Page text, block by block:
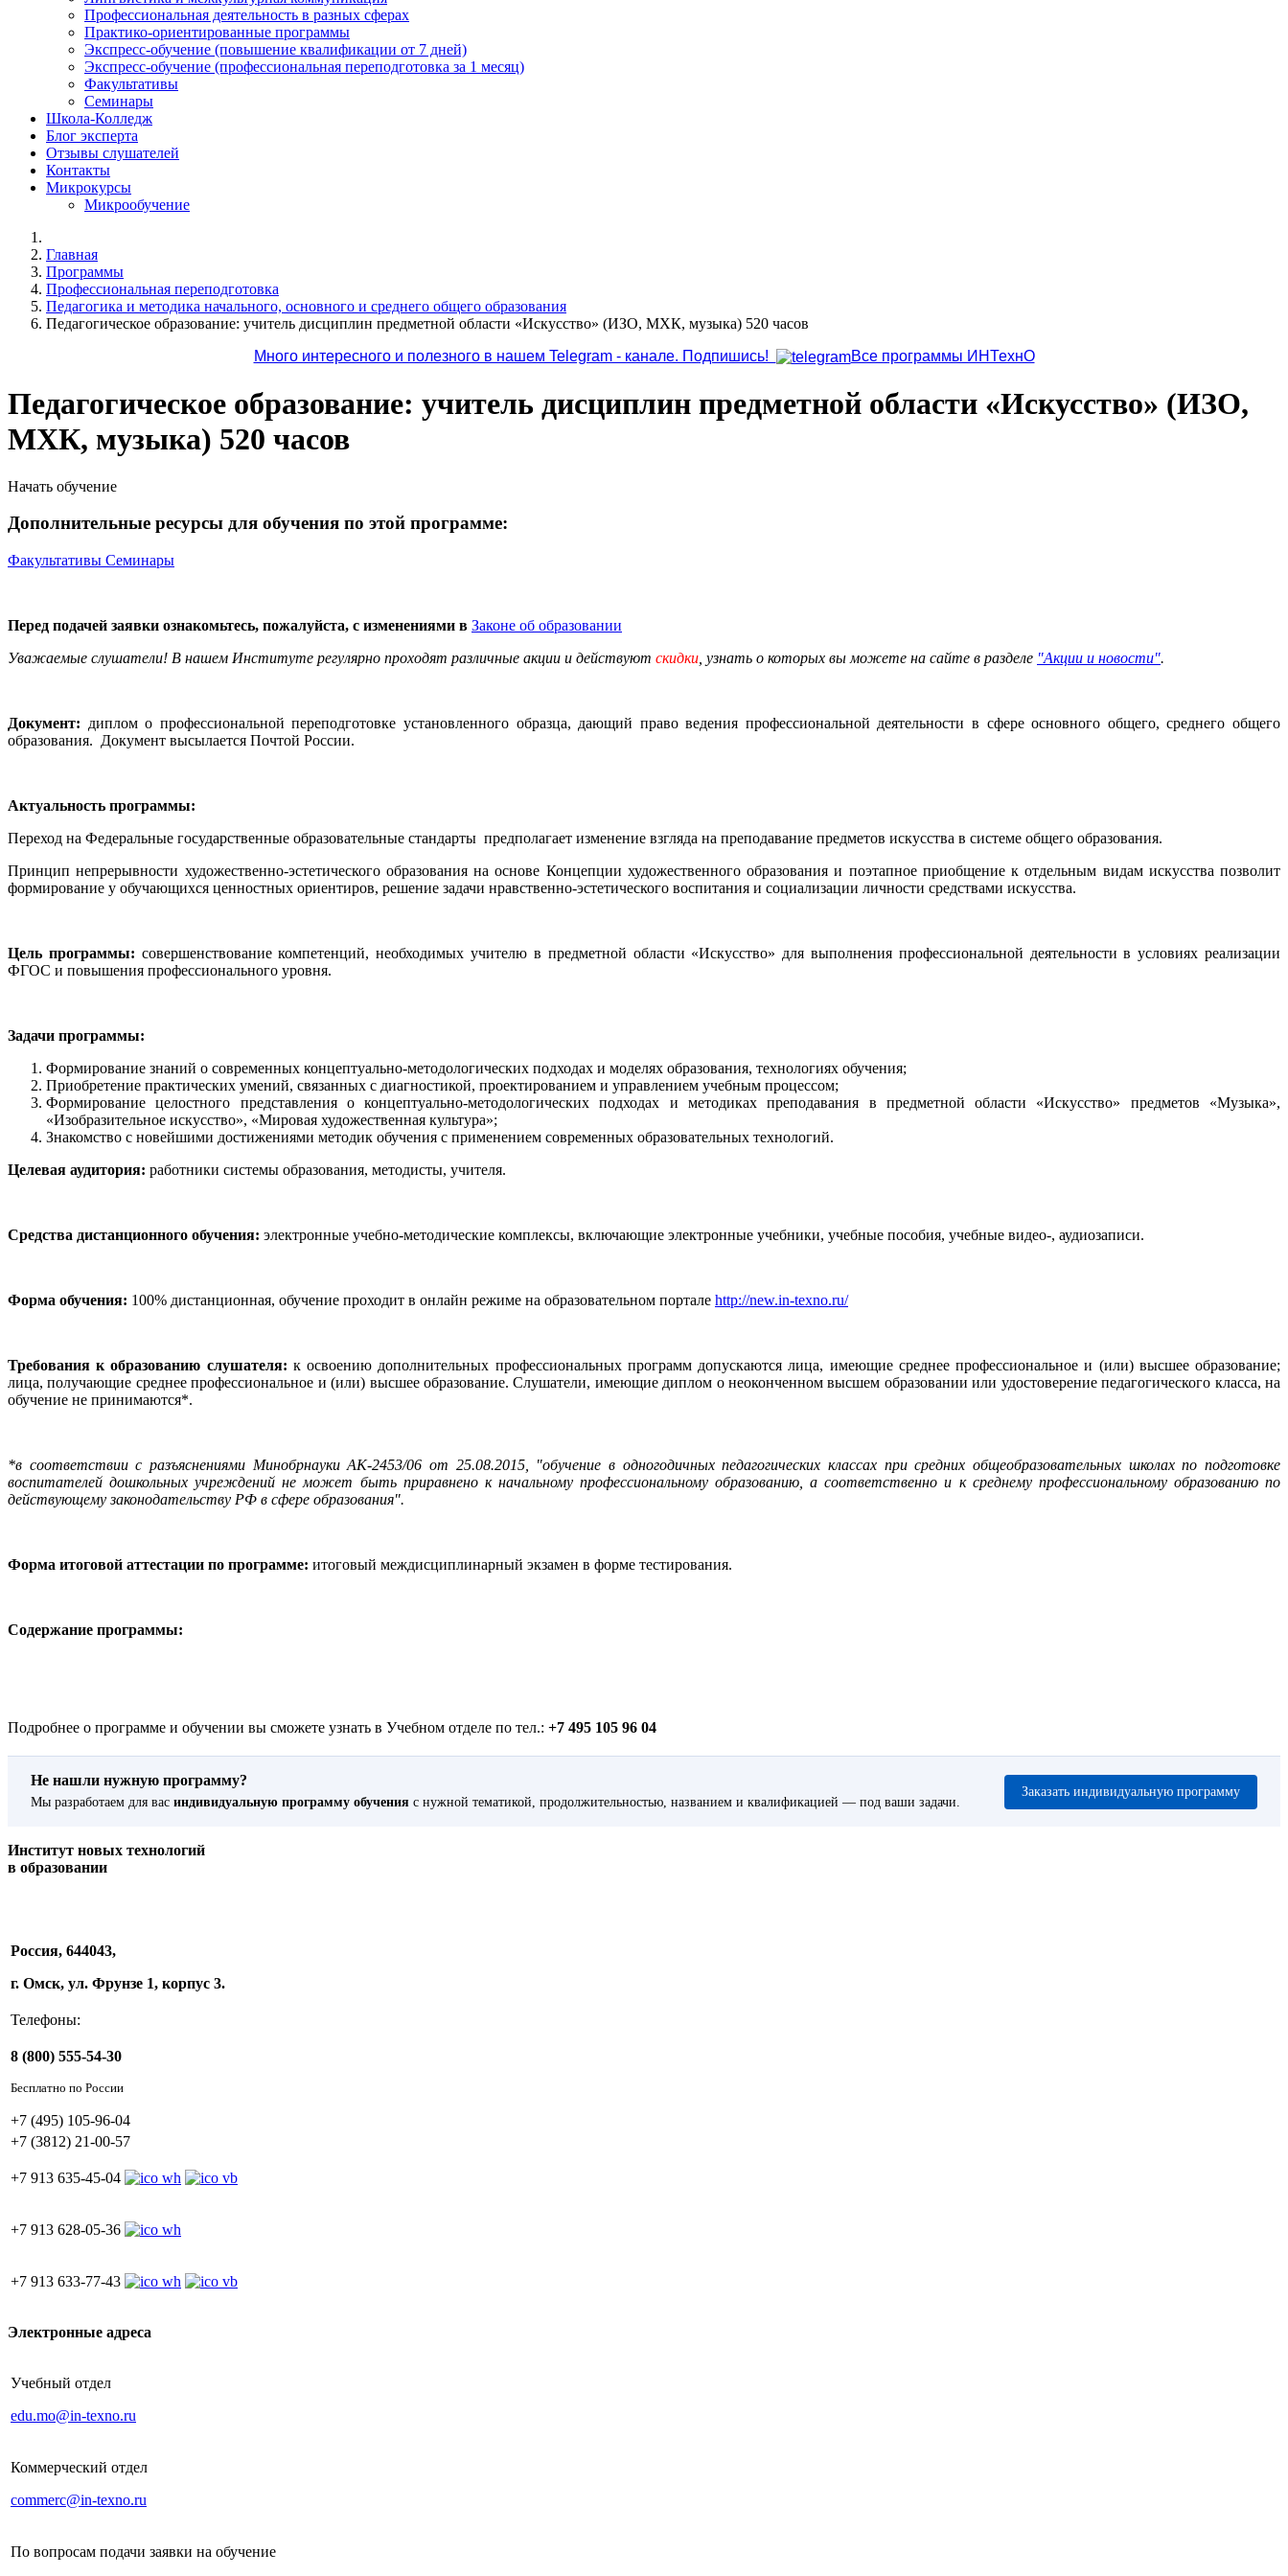
Профессиональная деятельность в разных сферах
Практико-ориентированные программы
Экспресс-обучение (повышение квалификации от 7 дней)
Экспресс-обучение (профессиональная переподготовка за 1 месяц)
Факультативы
Семинары
Школа-Колледж
Блог эксперта
Отзывы слушателей
Контакты
Микрокурсы
Микрообучение
Главная
Программы
Профессиональная переподготовка
Педагогика и методика начального, основного и среднего общего образования
Педагогическое образование: учитель дисциплин предметной области «Искусство» (ИЗО, МХК, музыка) 520 часов
Много интересного и полезного в нашем Telegram - канале. Подпишись!
Все программы ИНТехнО
Педагогическое образование: учитель дисциплин предметной области «Искусство» (ИЗО,
МХК, музыка) 520 часов
Начать обучение
Дополнительные ресурсы для обучения по этой программе:
Факультативы Семинары
Перед подачей заявки ознакомьтесь, пожалуйста, с изменениями в Законе об образовании
Уважаемые слушатели! В нашем Институте регулярно проходят различные акции и действуют скидки , узнать о которых вы можете на сайте в разделе "Акции и новости".
Документ: диплом о профессиональной переподготовке установленного образца, дающий право ведения профессиональной деятельности в сфере основного общего, среднего общего
образования. Документ высылается Почтой России.
Актуальность программы:
Переход на Федеральные государственные образовательные стандарты предполагает изменение взгляда на преподавание предметов искусства в системе общего образования.
Принцип непрерывности художественно-эстетического образования на основе Концепции художественного образования и поэтапное приобщение к отдельным видам искусства позволит
формирование у обучающихся ценностных ориентиров, решение задачи нравственно-эстетического воспитания и социализации личности средствами искусства.
Цель программы: совершенствование компетенций, необходимых учителю в предметной области «Искусство» для выполнения профессиональной деятельности в условиях реализации
ФГОС и повышения профессионального уровня.
Задачи программы:
Формирование знаний о современных концептуально-методологических подходах и моделях образования, технологиях обучения;
Приобретение практических умений, связанных с диагностикой, проектированием и управлением учебным процессом;
Формирование целостного представления о концептуально-методологических подходах и методиках преподавания в предметной области «Искусство» предметов «Музыка»,
«Изобразительное искусство», «Мировая художественная культура»;
Знакомство с новейшими достижениями методик обучения с применением современных образовательных технологий.
Целевая аудитория: работники системы образования, методисты, учителя.
Средства дистанционного обучения: электронные учебно-методические комплексы, включающие электронные учебники, учебные пособия, учебные видео-, аудиозаписи.
Форма обучения: 100% дистанционная, обучение проходит в онлайн режиме на образовательном портале http://new.in-texno.ru/
Требования к образованию слушателя: к освоению дополнительных профессиональных программ допускаются лица, имеющие среднее профессиональное и (или) высшее образование;
лица, получающие среднее профессиональное и (или) высшее образование. Слушатели, имеющие диплом о неоконченном высшем образовании или удостоверение педагогического класса, на
обучение не принимаются*.
*в соответствии с разъяснениями Минобрнауки АК-2453/06 от 25.08.2015, "обучение в одногодичных педагогических классах при средних общеобразовательных школах по подготовке
воспитателей дошкольных учреждений не может быть приравнено к начальному профессиональному образованию, а соответственно и к среднему профессиональному образованию по
действующему законодательству РФ в сфере образования".
Форма итоговой аттестации по программе: итоговый междисциплинарный экзамен в форме тестирования.
Содержание программы:
Подробнее о программе и обучении вы сможете узнать в Учебном отделе по тел.: +7 495 105 96 04
Не нашли нужную программу?
Мы разработаем для вас индивидуальную программу обучения с нужной тематикой, продолжительностью, названием и квалификацией — под ваши задачи.
Заказать индивидуальную программу
Институт новых технологий
в образовании
Россия, 644043,
г. Омск, ул. Фрунзе 1, корпус 3.
Телефоны:
8 (800) 555-54-30
Бесплатно по России
+7 (495) 105-96-04
+7 (3812) 21-00-57
+7 913 635-45-04
+7 913 628-05-36
+7 913 633-77-43
Электронные адреса
Учебный отдел
edu.mo@in-texno.ru
Коммерческий отдел
commerc@in-texno.ru
По вопросам подачи заявки на обучение